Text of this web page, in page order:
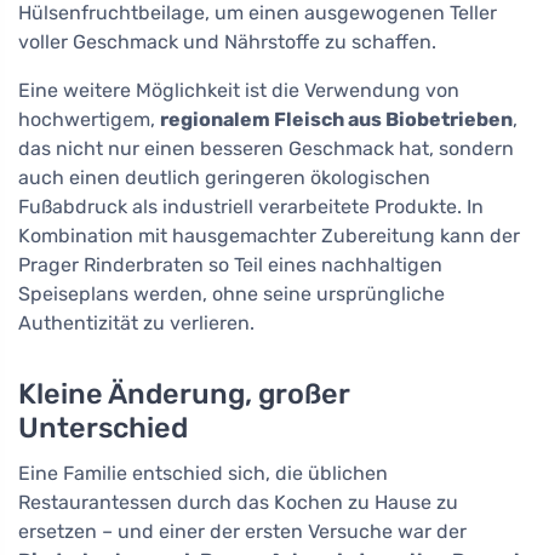
Hülsenfruchtbeilage, um einen ausgewogenen Teller
voller Geschmack und Nährstoffe zu schaffen.
Eine weitere Möglichkeit ist die Verwendung von
hochwertigem, regionalem Fleisch aus Biobetrieben,
das nicht nur einen besseren Geschmack hat, sondern
auch einen deutlich geringeren ökologischen
Fußabdruck als industriell verarbeitete Produkte. In
Kombination mit hausgemachter Zubereitung kann der
Prager Rinderbraten so Teil eines nachhaltigen
Speiseplans werden, ohne seine ursprüngliche
Authentizität zu verlieren.
Kleine Änderung, großer
Unterschied
Eine Familie entschied sich, die üblichen
Restaurantessen durch das Kochen zu Hause zu
ersetzen – und einer der ersten Versuche war der